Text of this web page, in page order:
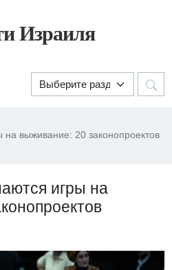
Израиля
на выживание: 20 законопроектов
игры на